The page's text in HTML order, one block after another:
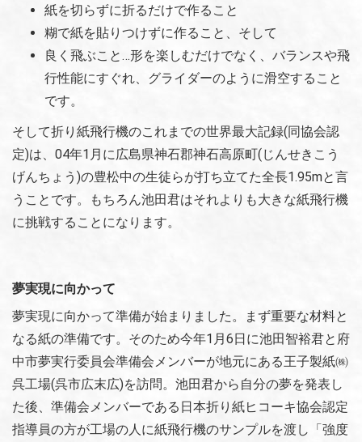
紙を切らずに折るだけで作ること
糊で紙を貼りつけずに作ること、そして
良く飛ぶこと…形を楽しむだけでなく、バランスや飛
行性能にすぐれ、グライダーのように滑空すること
です。
そして折り紙飛行機のこれまでの世界最大記録(同協会認
定)は、04年1月に広島県神石郡神石高原町(じんせきこう
げんちょう)の豊松中の生徒らが打ち立てた全長1.95mと言
うことです。もちろん池田君はそれよりも大きな紙飛行機
に挑戦することになります。
夢実現に向かって
夢実現に向かって準備が始まりました。まず重要な材料と
なる紙の準備です。そのため今年1月6日に池田智裕君と府
中市夢実行委員会準備会メンバーが地元にある王子製紙㈱
呉工場(呉市広末広)を訪問。池田君から自分の夢を発表し
た後、準備会メンバーである日本折り紙ヒコーキ協会認定
指導員の方が工場の人に紙飛行機のサンプルを渡し「強度